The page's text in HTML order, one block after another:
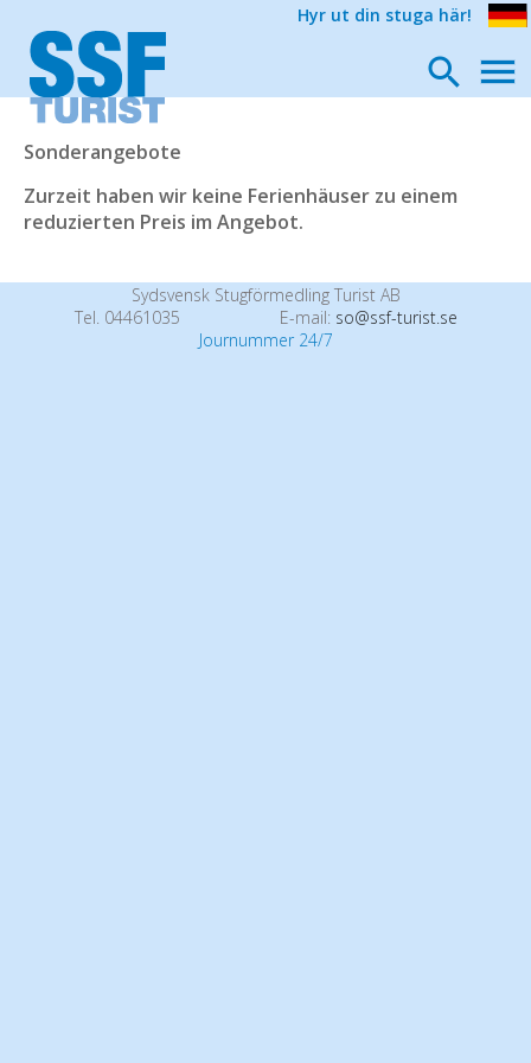
Hyr ut din stuga här!
Sonderangebote
Zurzeit haben wir keine Ferienhäuser zu einem
reduzierten Preis im Angebot.
Sydsvensk Stugförmedling Turist AB
Tel. 04461035
E-mail: so@ssf-turist.se
Journummer 24/7